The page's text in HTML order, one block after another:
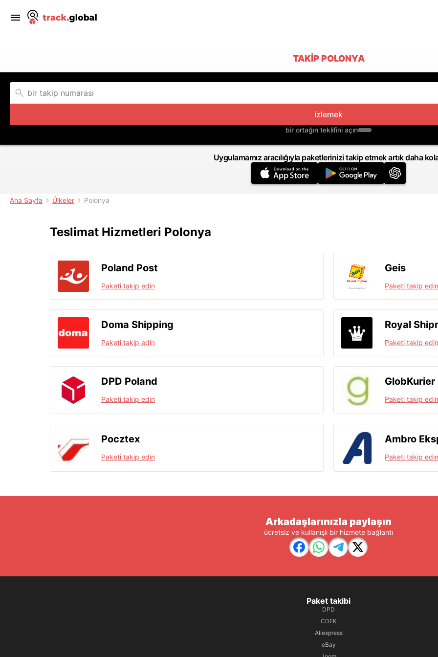
TAKIP POLONYA
izlemek
bir ortağın teklifini açın
Uygulamamız aracılığıyla paketlerinizi takip etmek artık daha
Ana Sayfa Ülkeler Polonya
Teslimat Hizmetleri Polonya
Poland Post
Paketi takip edin
Geis
Paketi takip edin
Doma Shipping
Paketi takip edin
Royal
Paketi takip edin
DPD Poland
Paketi takip edin
GlobKurier
Paketi takip edin
Pocztex
Paketi takip edin
Ambro
Paketi takip edin
Arkadaşlarınızla paylaşın
ücretsiz ve kullanışlı bir hizmete bağlantı
Paket takibi
DPD
CDEK
Aliexpress
eBay